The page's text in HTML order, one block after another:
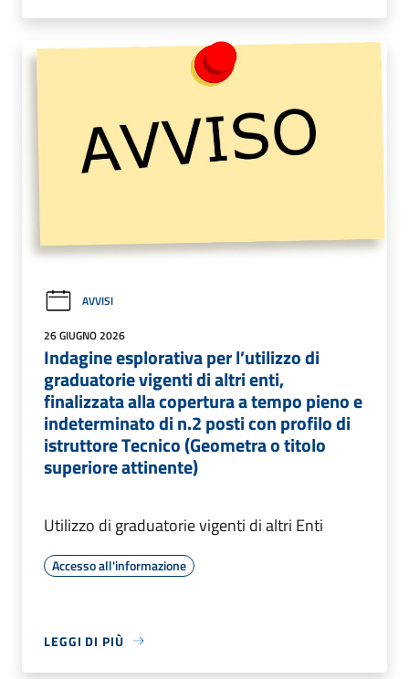
AVVISI
26 GIUGNO 2026
Indagine esplorativa per l’utilizzo di
graduatorie vigenti di altri enti,
finalizzata alla copertura a tempo pieno e
indeterminato di n.2 posti con profilo di
istruttore Tecnico (Geometra o titolo
superiore attinente)
Utilizzo di graduatorie vigenti di altri Enti
Accesso all'informazione
LEGGI DI PIÙ